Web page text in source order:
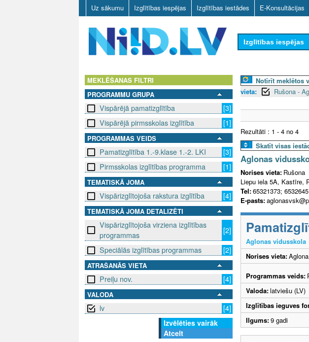
Skip
to
main
content
Uz sākumu Izglītības iespējas Izglītības iestādes E-Konsultācijas
D
L
V
Izglītības iespējas
MEKLĒŠANAS FILTRI
PROGRAMMU GRUPA
Vispārējā pamatizglītība
[3]
Vispārējā pirmsskolas izglītība
[1]
PROGRAMMAS VEIDS
Pamatizglītība 1.-9.klase 1.-2. LKI
[3]
Pirmsskolas izglītības programma
[1]
TEMATISKĀ JOMA
Vispārizglītojoša rakstura izglītība [4]
TEMATISKĀ JOMA DETALIZĒTI
Vispārizglītojoša virziena izglītības
programmas
[2]
Speciālās izglītības programmas
[2]
ATRAŠANĀS VIETA
Preiļu nov. [4]
VALODA
lv
[4]
Izvēlēties vairāk
Atcelt
Notīrīt meklētos
vieta:
Rušona -
Rezultāti : 1 - 4 no 4
Skatīt visas
Aglonas
Norises vieta: Rušona
Liepu iela 5A, Kastīre,
Tel:65321373;
E-pasts:
Aglonas vidusskola
Norises vieta:
Programmas veids:
Valoda:latviešu (LV)
Izglītības ieguves
Ilgums:9 gadi